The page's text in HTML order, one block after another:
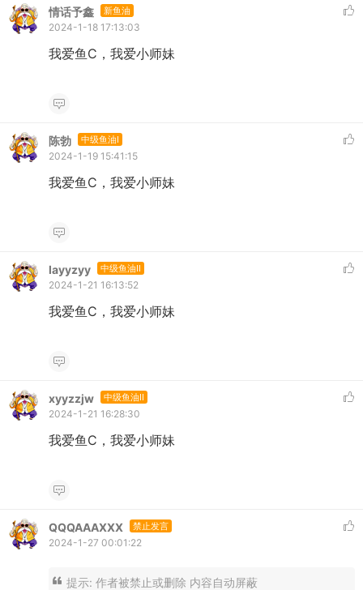
情话予鑫 新鱼油
2024-1-18 17:13:03
我爱鱼C，我爱小师妹
陈勃 中级鱼油I
2024-1-19 15:41:15
我爱鱼C，我爱小师妹
layyzyy 中级鱼油II
2024-1-21 16:13:52
我爱鱼C，我爱小师妹
xyyzzjw 中级鱼油II
2024-1-21 16:28:30
我爱鱼C，我爱小师妹
QQQAAAXXX 禁止发言
2024-1-27 00:01:22
提示: 作者被禁止或删除 内容自动屏蔽